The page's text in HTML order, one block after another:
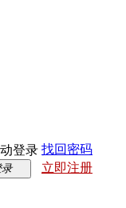
登录 找回密码
立即注册